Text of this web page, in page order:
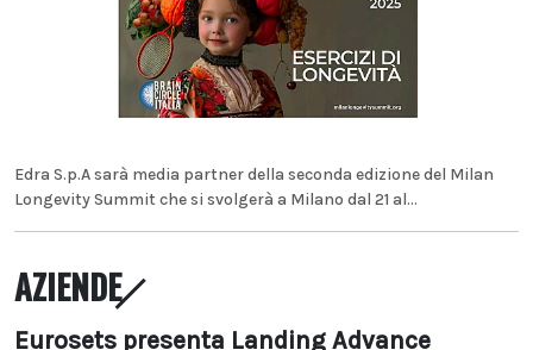
Edra S.p.A sarà media partner della seconda edizione del Milan
Longevity Summit che si svolgerà a Milano dal 21 al...
AZIENDE
Eurosets presenta Landing Advance